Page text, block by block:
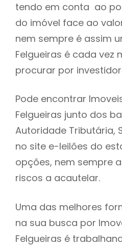
tendo em conta ao
do imóvel face ao
nem sempre é assim
Felgueiras é cada vez
procurar por
Pode encontrar
Felgueiras junto dos
Autoridade Tributária,
no site e-leilões do
opções, nem sempre
riscos a acautelar.
Uma das melhores
na sua busca por
Felgueiras é